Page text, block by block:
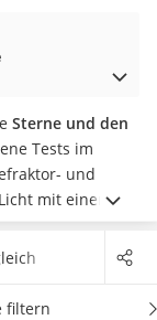
Sterne und den
Tests im
und
mit einer
sind
jetzt aus
filtern